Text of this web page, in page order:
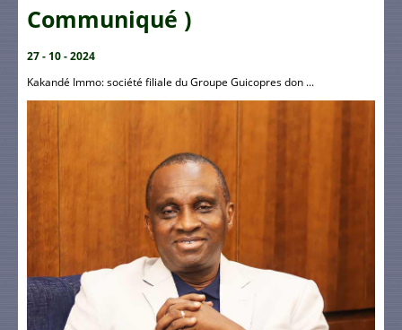
Communiqué )
27 - 10 - 2024
Kakandé Immo: société filiale du Groupe Guicopres don ...